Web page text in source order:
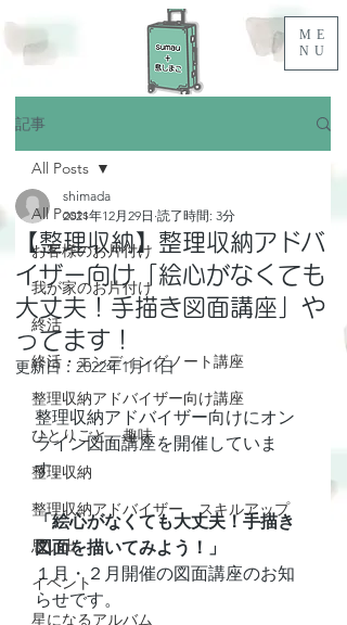
ME
NU
記事
All Posts
お客様のお片付け
我が家のお片付け
終活
終活・エンディングノート講座
整理収納アドバイザー向け講座
ひとりごと、趣味
整理収納
整理収納アドバイザー スキルアップ
思い出
イベント
星になるアルバム
All Posts
【整理収納】整理収納アドバ
イザー向け「絵心がなくても
大丈夫！手描き図面講座」や
ってます！
shimada
2021年12月29日 読了時間: 3分
更新日： 2022年1月11日
整理収納アドバイザー向けにオン
ライン図面講座を開催していま
す。
「絵心がなくても大丈夫！手描き
図面を描いてみよう！」
１月・２月開催の図面講座のお知
らせです。